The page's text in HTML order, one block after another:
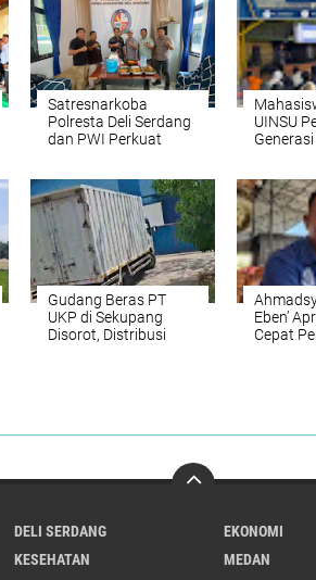
Satresnarkoba
Polresta Deli Serdang
dan PWI Perkuat
Publik yang Edukatif
UINSU
Gudang Beras PT
UKP di Sekupang
Disorot, Distribusi
Eben’
Cepat
DELI SERDANG
EKONOMI
KESEHATAN
MEDAN